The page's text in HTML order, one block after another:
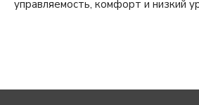
управляемость, комфорт и низкий